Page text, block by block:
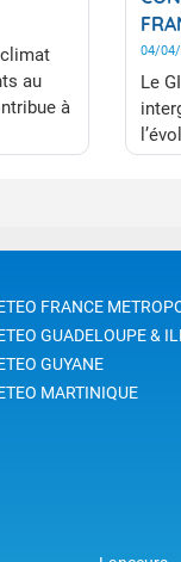
au
à
04/
Le
de
FRANCE
GUADELOUPE &
GUYANE
MARTINIQUE